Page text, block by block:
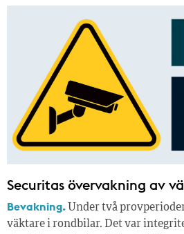
Securitas övervakning av
Bevakning. Under två
väktare i rondbilar. Det var